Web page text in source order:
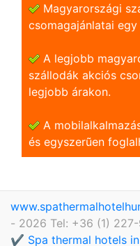
Magyarországi
csomagajánlatai egy
A legjobb
szállodák akciós
legjobb árakon.
A
és egyszerũen
- 2026 Tel: +36 (1) 227-
✔️ Spa thermal hotels